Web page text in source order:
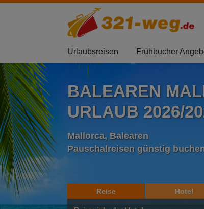
Urlaubsreisen Frühbucher
BALEAREN
URLAUB 2026/
Mallorca, Balearen
Pauschalreisen günstig
Reise Hotel